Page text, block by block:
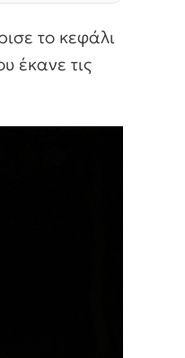
το κεφάλι
έκανε τις